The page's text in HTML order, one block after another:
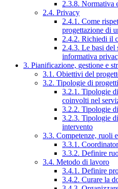
2.3.8. Normativa
2.4. Privacy
2.4.1. Come
progettazione di
2.4.2. Richiedi il
2.4.3. Le basi del
informativa
3. Pianificazione, gestione e
3.1. Obiettivi del
3.2. Tipologie di progetti
3.2.1. Tipologie
coinvolti nel
3.2.2. Tipologie
3.2.3. Tipologie
intervento
3.3. Competenze, ruoli
3.3.1.
3.3.2. Definire
3.4. Metodo di lavoro
3.4.1. Definire
3.4.2. Curare la